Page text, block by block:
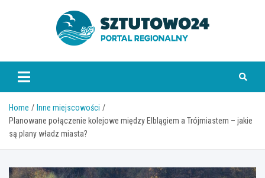
www.sztutowo24.pl
Home
Inne miejscowości
Planowane połączenie kolejowe między Elblągiem a Trójmiastem – jakie
są plany władz miasta?